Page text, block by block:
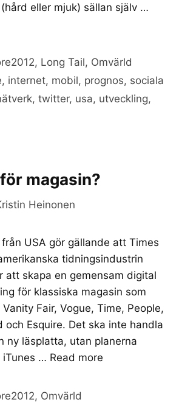
eller mjuk) sällan själv …
, Long Tail, Omvärld
, internet, mobil, prognos, sociala
, twitter, usa, utveckling,
magasin?
Heinonen
USA gör gällande att Times
tidningsindustrin
att skapa en gemensam digital
för klassiska magasin som
Fair, Vogue, Time, People,
och Esquire. Det ska inte handla
ny läsplatta, utan planerna
iTunes … Read more
, Omvärld